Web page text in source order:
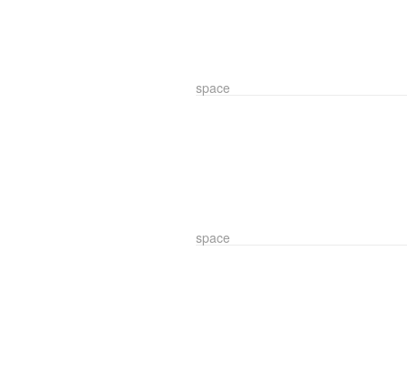
space
space